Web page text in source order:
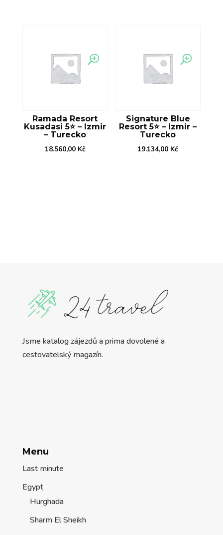
Ramada Resort
Kusadasi 5⭐️ – Izmir
– Turecko
18.560,00 Kč
Signature Blue
Resort 5⭐️ – Izmir –
Turecko
19.134,00 Kč
Jsme katalog zájezdů a prima dovolené a
cestovatelský magazín.
Menu
Last minute
Egypt
Hurghada
Sharm El Sheikh